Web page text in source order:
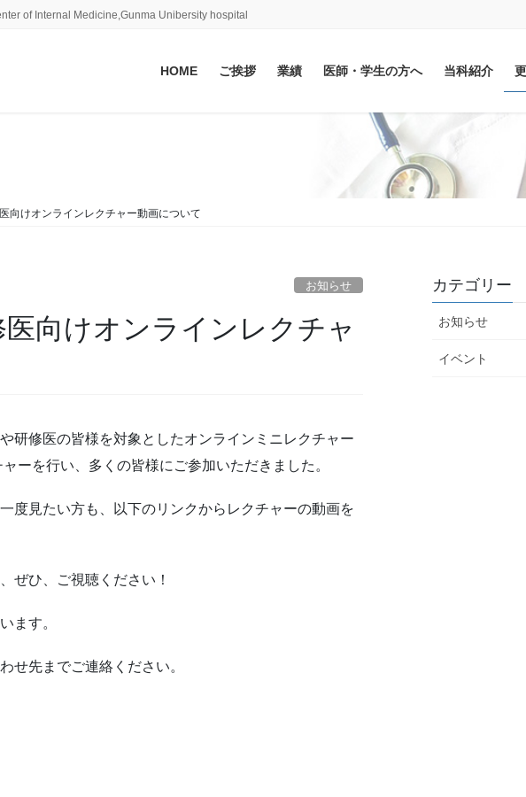
of Internal Medicine,Gunma Unibersity hospital
HOME ご挨拶 業績 医師・学生の方へ 当科紹介
けオンラインレクチャー動画について
お知らせ
向けオンラインレクチャ
研修医の皆様を対象としたオンラインミニレクチャー
ーを行い、多くの皆様にご参加いただきました。
度見たい方も、以下のリンクからレクチャーの動画を
ぜひ、ご視聴ください！
ます。
せ先までご連絡ください。
カテゴリー
お知らせ
イベント